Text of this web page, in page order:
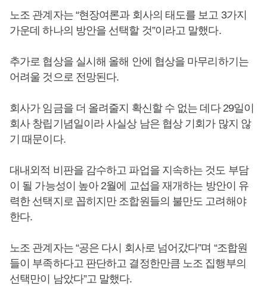
노조 관계자는 “현장여론과 회사의 태도를 보고 3가지
가운데 하나의 방안을 선택할 것”이라고 말했다.
추가로 협상을 실시해 올해 안에 협상을 마무리하기는
어려울 것으로 전망된다.
회사가 임금을 더 올려줄지 확신할 수 없는 데다 29일이
회사 창립기념일이라 사실상 남은 협상 기회가 많지 않
기 때문이다.
대내외적 비판을 감수하고 파업을 지속하는 것도 부담
이 될 가능성이 높아 2월에 교섭을 재개하는 방안이 유
력한 선택지로 꼽히지만 조합원들의 불만도 고려해야
한다.
노조 관계자는 “공은 다시 회사로 넘어갔다”며 “조합원
들이 부족하다고 판단하고 결정한만큼 노조 집행부의
선택만이 남았다”고 말했다.